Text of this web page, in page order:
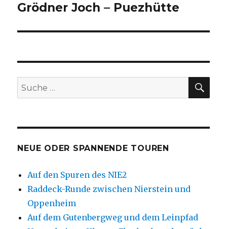
Beitrag:
Grödner Joch – Puezhütte
Suche
nach:
NEUE ODER SPANNENDE TOUREN
Auf den Spuren des NIE2
Raddeck-Runde zwischen Nierstein und
Oppenheim
Auf dem Gutenbergweg und dem Leinpfad